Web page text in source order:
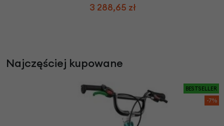
3 288,65 zł
Najczęściej kupowane
BESTSELLER
-7%